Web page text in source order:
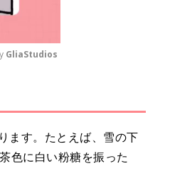
u
t
e
GliaStudios
ます。たとえば、雪の下
色に白い粉糖を振った